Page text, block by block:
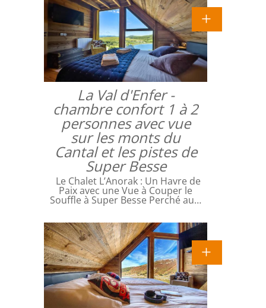
La Val d'Enfer -
chambre confort 1 à 2
personnes avec vue
sur les monts du
Cantal et les pistes de
Super Besse
Le Chalet L’Anorak : Un Havre de
Paix avec une Vue à Couper le
Souffle à Super Besse Perché au…